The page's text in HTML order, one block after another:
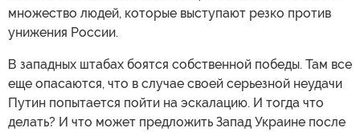
множество людей, которые выступают резко против
унижения России.
В западных штабах боятся собственной победы. Там все
еще опасаются, что в случае своей серьезной неудачи
Путин попытается пойти на эскалацию. И тогда что
делать? И что может предложить Запад Украине после